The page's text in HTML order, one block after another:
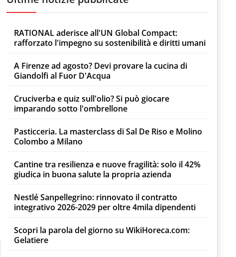
RATIONAL aderisce all'UN Global Compact:
rafforzato l'impegno su sostenibilità e diritti umani
A Firenze ad agosto? Devi provare la cucina di
Giandolfi al Fuor D'Acqua
Cruciverba e quiz sull'olio? Si può giocare
imparando sotto l'ombrellone
Pasticceria. La masterclass di Sal De Riso e Molino
Colombo a Milano
Cantine tra resilienza e nuove fragilità: solo il 42%
giudica in buona salute la propria azienda
Nestlé Sanpellegrino: rinnovato il contratto
integrativo 2026-2029 per oltre 4mila dipendenti
Scopri la parola del giorno su WikiHoreca.com:
Gelatiere